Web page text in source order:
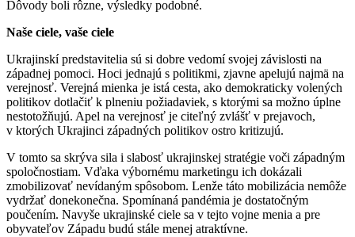
Dôvody boli rôzne, výsledky podobné.
Naše ciele, vaše ciele
Ukrajinskí predstavitelia sú si dobre vedomí svojej závislosti na
západnej pomoci. Hoci jednajú s politikmi, zjavne apelujú najmä na
verejnosť. Verejná mienka je istá cesta, ako demokraticky volených
politikov dotlačiť k plneniu požiadaviek, s ktorými sa možno úplne
nestotožňujú. Apel na verejnosť je citeľný zvlášť v prejavoch,
v ktorých Ukrajinci západných politikov ostro kritizujú.
V tomto sa skrýva sila i slabosť ukrajinskej stratégie voči západným
spoločnostiam. Vďaka výbornému marketingu ich dokázali
zmobilizovať nevídaným spôsobom. Lenže táto mobilizácia nemôže
vydržať donekonečna. Spomínaná pandémia je dostatočným
poučením. Navyše ukrajinské ciele sa v tejto vojne menia a pre
obyvateľov Západu budú stále menej atraktívne.